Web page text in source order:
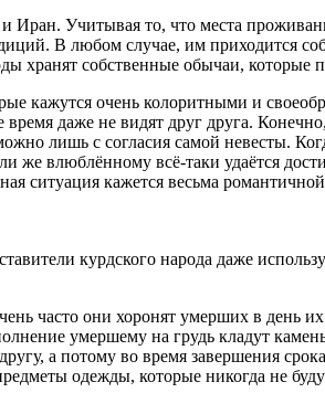
Иран. Учитывая то, что места
В любом случае, им приходится
хранят собственные обычаи,
кажутся очень колоритными и
даже не видят друг друга.
лишь с согласия самой невесты.
же влюблённому всё-таки удаётся
ситуация кажется весьма
курдского народа даже
часто они хоронят умерших в день
умершему на грудь кладут
а потому во время завершения
одежды, которые никогда не